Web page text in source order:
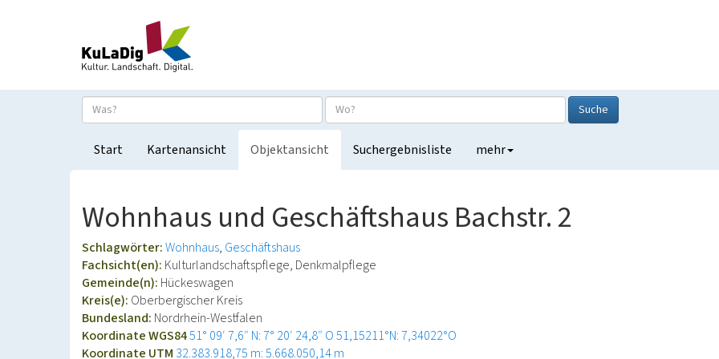
Suche
Start Kartenansicht Objektansicht Suchergebnisliste mehr
Wohnhaus und Geschäftshaus Bachstr. 2
Schlagwörter:Wohnhaus Geschäftshaus
Fachsicht(en): Kulturlandschaftspflege, Denkmalpflege
Gemeinde(n): Hückeswagen
Kreis(e): Oberbergischer Kreis
Bundesland: Nordrhein-Westfalen
Koordinate WGS8451° 09′ 7,6″ N: 7° 20′ 24,8″ O51,15211°N: 7,34022°O
Koordinate UTM 32.383.918,75 m: 5.668.050,14 m